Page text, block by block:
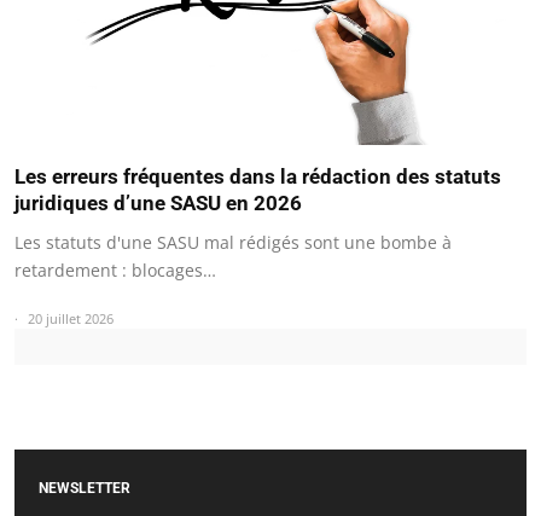
Les erreurs fréquentes dans la rédaction des statuts
juridiques d’une SASU en 2026
Les statuts d'une SASU mal rédigés sont une bombe à
retardement : blocages…
20 juillet 2026
NEWSLETTER